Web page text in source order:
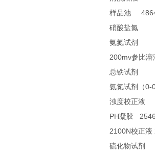
样品池
硝酸盐氮
氨氮试剂
200mv参比溶
总铁试剂
氨氮试剂（0-
浊度校正液
PH凝胶
2100N校正液
硫化物试剂